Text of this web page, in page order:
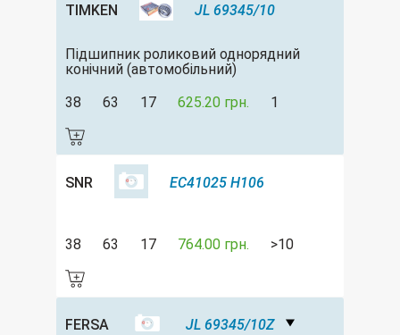
TIMKEN JL 69345/10
Підшипник роликовий однорядний
конічний (автомобільний)
38
63 17 625.20 грн. 1
SNR EC41025 H106
38 63 17 764.00 грн. >10
FERSA JL 69345/10Z